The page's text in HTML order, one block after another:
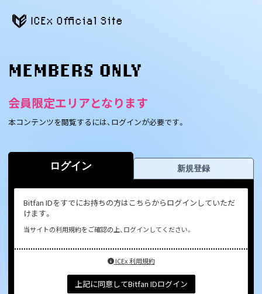
ICEx Official Site
MEMBERS ONLY
会員限定エリアとなります
本コンテンツを閲覧するには、ログインが必要です。
ログイン 新規登録
Bitfan IDをすでにお持ちの方はこちらからログインしていただ
けます。
当サイトの利用規約をご確認の上、ログインしてください。
ICEx 利用規約
上記に同意してBitfan IDログイン